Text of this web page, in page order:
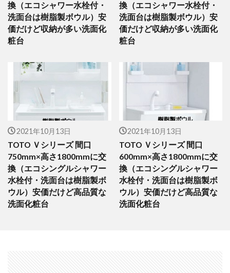
換（エコシャワー水栓付・
洗面台は樹脂製ボウル）安
価だけど収納が多い洗面化
粧台
換（エコシャワー水栓付・
洗面台は樹脂製ボウル）安
価だけど収納が多い洗面化
粧台
2021年10月13日
TOTO Ｖシリーズ 間口
750mm×高さ1800mmに交
換（エコシングルシャワー
水栓付・洗面台は樹脂製ボ
ウル）安価だけど高品質な
洗面化粧台
2021年10月13日
TOTO Ｖシリーズ 間口
600mm×高さ1800mmに交
換（エコシングルシャワー
水栓付・洗面台は樹脂製ボ
ウル）安価だけど高品質な
洗面化粧台